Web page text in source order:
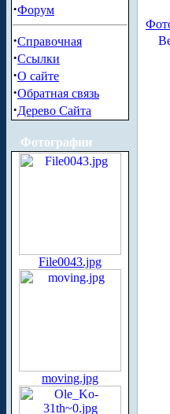
·Форум
·Справочная
·Ссылки
·О сайте
·Обратная связь
·Дерево Сайта
Фотографии
File0043.jpg
moving.jpg